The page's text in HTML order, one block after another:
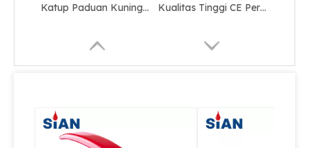
Katup Paduan Tembaga Kuningan yang Andal untuk Alat Pemadam Kebakaran CO2 Katup Pemadam Kebakaran Blok CO2